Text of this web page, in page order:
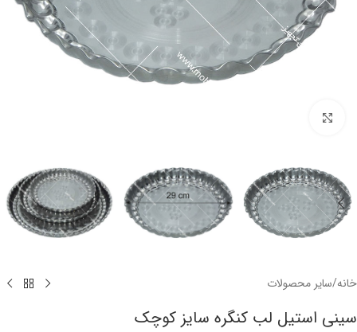
خانه/سایر محصولات
سینی استیل لب کنگره سایز کوچک